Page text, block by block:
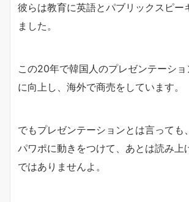
彼らは教育に英語とパブリックスピー
ました。
この20年で韓国人のプレゼンテーシ
に向上し、海外で商売をしています。
でもプレゼンテーションとは言っても
パワポに動きをつけて、あとは読み上
ではありませんよ。